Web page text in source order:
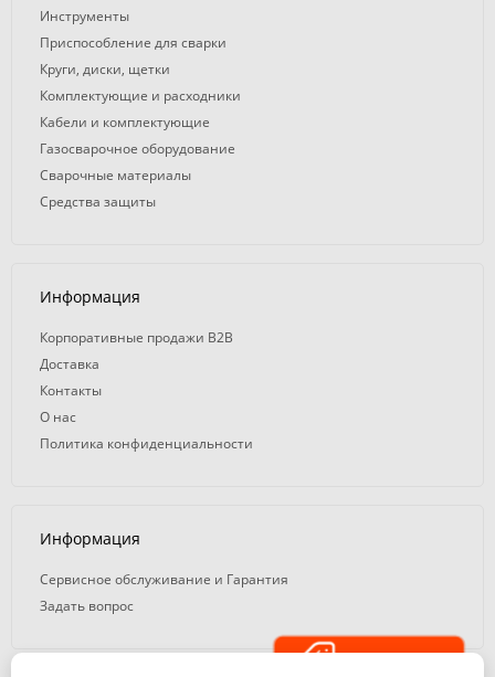
Инструменты
Приспособление для сварки
Круги, диски, щетки
Комплектующие и расходники
Кабели и комплектующие
Газосварочное оборудование
Сварочные материалы
Средства защиты
Информация
Корпоративные продажи B2B
Доставка
Контакты
О нас
Политика конфиденциальности
Информация
Сервисное обслуживание и Гарантия
Задать вопрос